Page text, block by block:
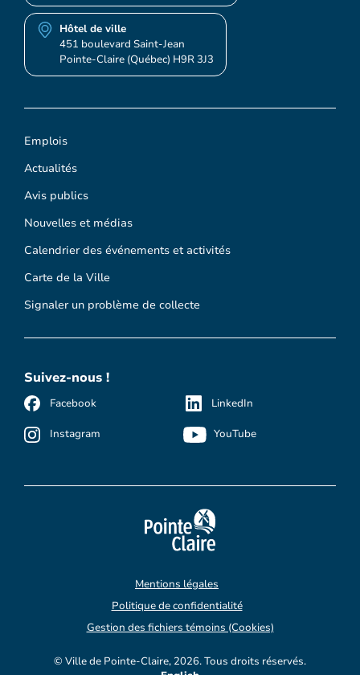
Emplois
Actualités
Avis publics
Nouvelles et médias
Calendrier des événements et activités
Carte de la Ville
Signaler un problème de collecte
Hôtel de ville
451 boulevard Saint-Jean
Pointe-Claire (Québec) H9R 3J3
Suivez-nous !
Facebook
Instagram
LinkedIn
YouTube
© Ville de Pointe-Claire, 2026. Tous droits réservés.
Mentions légales
Politique de confidentialité
Gestion des fichiers témoins (Cookies)